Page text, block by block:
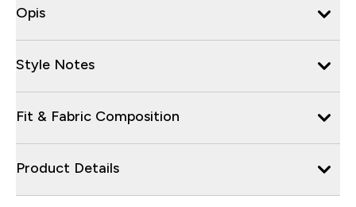
Opis
Style Notes
Fit & Fabric Composition
Product Details